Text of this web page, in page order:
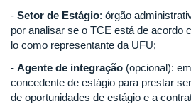
- Setor de Estágio: órgão
por analisar se o TCE está de acordo
lo como representante da UFU;
- Agente de integração (opcional):
concedente de estágio para prestar
de oportunidades de estágio e a